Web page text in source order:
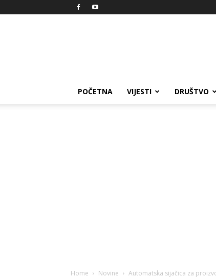
POČETNA VIJESTI DRUŠTVO
Home Novine Automatska sijačica za